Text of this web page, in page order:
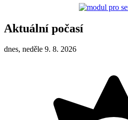
Aktuální počasí
dnes, neděle 9. 8. 2026